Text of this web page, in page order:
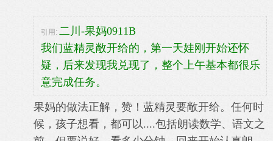
引用: 二川-果妈0911B
我们蓝精灵敞开给的，第一天娃刚开始还怀
疑，后来发现我兑现了，整个上午基本都很乐
意完成任务。
果妈的做法正解，赞！蓝精灵要敞开给。任何时
候，孩子想看，都可以....包括朗读数学、语文之